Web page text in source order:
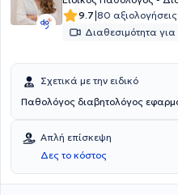
9.7|80 αξιολογήσεις
Διαθεσιμότητα για
Σχετικά με την ειδικό
Παθολόγος διαβητολόγος
Απλή επίσκεψη
Δες το κόστος